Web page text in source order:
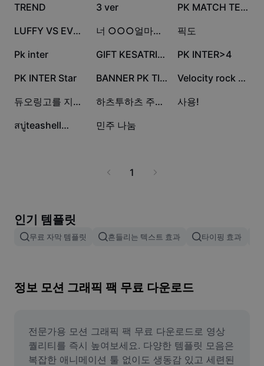
이미지 병합
이미지 비율 조정
밈 생성기
AI Text Remover
요약 템플릿
CapCut 서비스 약관 정보
Dreamina Seedance 2.0 Launch
2.9만
TREND 1.3만
3 ver 1만 PK MATCH TERBARU
8.4천 LUFFY VS EVERYBODY 6천 너 ○○○얼마나 좋아해? 4.9천
픽도
4.7천
Pk inter 3.9천 GIFT KESATRIA TIKTOK 2.4천
PK INTER>4
1.9천
PK INTER Star 1.5천 BANNER PK TIKTOK 1.2천 Velocity rock your
1.1천 듀오링고를 지우면 생기는 일 382 하츠투하츠 주은 직캠 나눔 𖤐 258
사용!
213 สบู่teashell🫶🏻🫧 109
민주 나눔
1
인기 템플릿
무료 자막 템플릿 흔들리는 텍스트 효과 타이핑 효과
정보 모션 그래픽 팩 무료 다운로드
전문가용 모션 그래픽 팩 무료 다운로드로 영상
퀄리티를 즉시 높여보세요. 다양한 템플릿 모음은
복잡한 애니메이션 툴 없이도 생동감 있고 세련된